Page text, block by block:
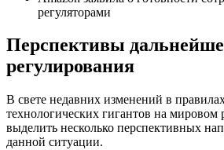
регуляторами
Перспективы
регулирования
В свете недавних изменений в
технологических гигантов на
выделить несколько перспективных
данной ситуации.